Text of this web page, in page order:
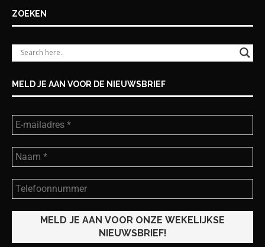
ZOEKEN
MELD JE AAN VOOR DE NIEUWSBRIEF